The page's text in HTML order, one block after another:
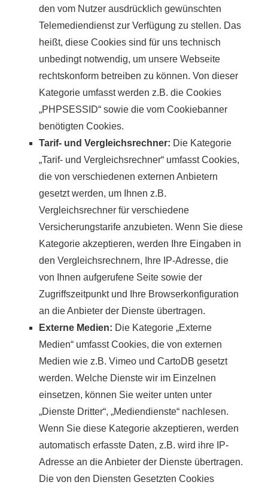
den vom Nutzer ausdrücklich gewünschten
Telemediendienst zur Verfügung zu stellen. Das
heißt, diese Cookies sind für uns technisch
unbedingt notwendig, um unsere Webseite
rechtskonform betreiben zu können. Von dieser
Kategorie umfasst werden z.B. die Cookies
„PHPSESSID“ sowie die vom Cookiebanner
benötigten Cookies.
Tarif- und Vergleichsrechner: Die Kategorie
„Tarif- und Vergleichsrechner“ umfasst Cookies,
die von verschiedenen externen Anbietern
gesetzt werden, um Ihnen z.B.
Vergleichsrechner für verschiedene
Versicherungstarife anzubieten. Wenn Sie diese
Kategorie akzeptieren, werden Ihre Eingaben in
den Vergleichsrechnern, Ihre IP-Adresse, die
von Ihnen aufgerufene Seite sowie der
Zugriffszeitpunkt und Ihre Browserkonfiguration
an die Anbieter der Dienste übertragen.
Externe Medien: Die Kategorie „Externe
Medien“ umfasst Cookies, die von externen
Medien wie z.B. Vimeo und CartoDB gesetzt
werden. Welche Dienste wir im Einzelnen
einsetzen, können Sie weiter unten unter
„Dienste Dritter“, „Mediendienste“ nachlesen.
Wenn Sie diese Kategorie akzeptieren, werden
automatisch erfasste Daten, z.B. wird ihre IP-
Adresse an die Anbieter der Dienste übertragen.
Die von den Diensten Gesetzten Cookies